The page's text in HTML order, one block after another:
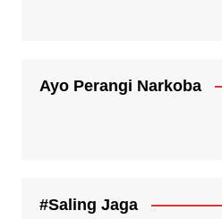
Ayo Perangi Narkoba
#Saling Jaga